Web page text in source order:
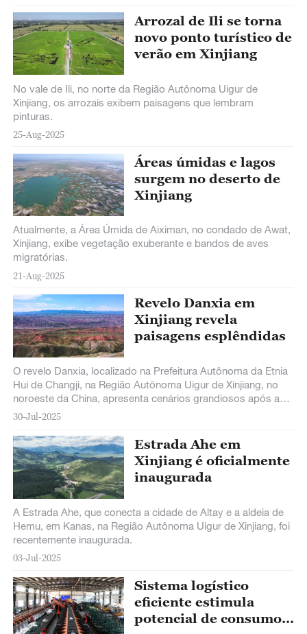
Arrozal de Ili se torna
novo ponto turístico de
verão em Xinjiang
No vale de Ili, no norte da Região Autônoma Uigur de
Xinjiang, os arrozais exibem paisagens que lembram
pinturas.
25-Aug-2025
Áreas úmidas e lagos
surgem no deserto de
Xinjiang
Atualmente, a Área Úmida de Aiximan, no condado de Awat,
Xinjiang, exibe vegetação exuberante e bandos de aves
migratórias.
21-Aug-2025
Revelo Danxia em
Xinjiang revela
paisagens esplêndidas
O revelo Danxia, localizado na Prefeitura Autônoma da Etnia
Hui de Changji, na Região Autônoma Uigur de Xinjiang, no
noroeste da China, apresenta cenários grandiosos após as
chuvas.
30-Jul-2025
Estrada Ahe em
Xinjiang é oficialmente
inaugurada
A Estrada Ahe, que conecta a cidade de Altay e a aldeia de
Hemu, em Kanas, na Região Autônoma Uigur de Xinjiang, foi
recentemente inaugurada.
03-Jul-2025
Sistema logístico
eficiente estimula
potencial de consumo